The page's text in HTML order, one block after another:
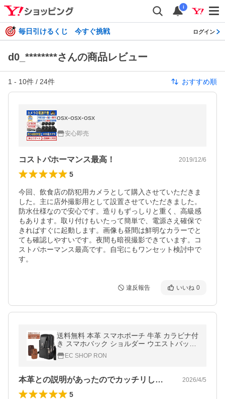
i
毎日引けるくじ 今すぐ挑戦 ログイン
d0_********さんの商品レビュー
1 - 10件 / 24件 おすすめ順
osx-osx-osx
安心即売
コストパホーマンス最高！ 2019/12/6
5
今回、飲食店の防犯用カメラとして購入させていただきま
した。主に店外撮影用として設置させていただきました。
防水仕様なので安心です。造りもずっしりと重く、高級感
もあります。取り付けもいたって簡単で、電源さえ確保で
きればすぐに起動します。画像も昼間は鮮明なカラーでと
ても確認しやすいです。夜間も暗視撮影できています。コ
ストパホーマンス最高です。自宅にもワンセット検討中で
す。
違反報告 いいね 0
送料無料 本革 スマホポーチ 牛革 カラビナ付
き スマホバック ショルダー ウエストバック
スマホ 財布 メンズ 革 レザー ベルトポーチ
ポシェット
EC SHOP RON
本革との説明があったのでカッチリしたも… 2026/4/5
5